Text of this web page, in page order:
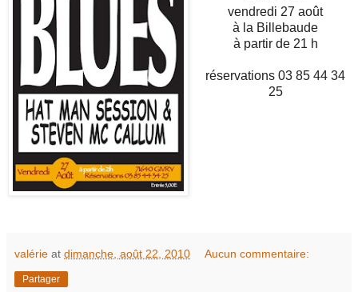
vendredi 27 août
à la Billebaude
à partir de 21 h
réservations 03 85 44 34
25
valérie at dimanche, août 22, 2010 Aucun commentaire:
Partager